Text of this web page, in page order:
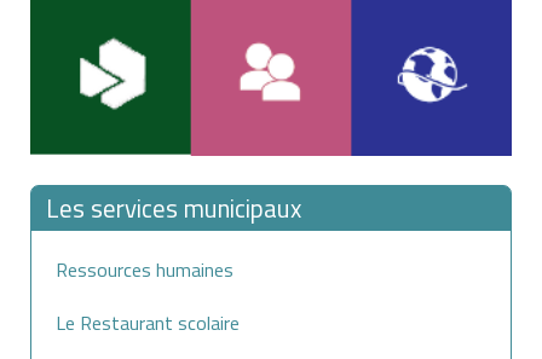
Les services municipaux
Ressources humaines
Le Restaurant scolaire